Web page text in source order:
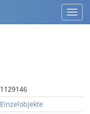
1129146
Einzelobjekte